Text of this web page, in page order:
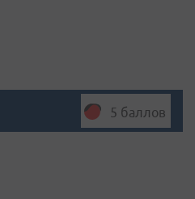
5 баллов